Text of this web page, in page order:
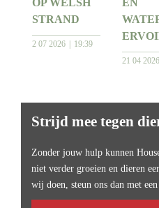
OP WELSH
STRAND
2 07 2026 19:39
EN
21 04 2026
Strijd mee tegen
Zonder jouw hulp kunnen
niet verder groeien en dieren
wij doen, steun ons dan met